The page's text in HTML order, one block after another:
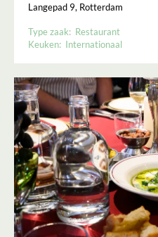
Langepad 9, Rotterdam
Type zaak: Restaurant
Keuken: Internationaal